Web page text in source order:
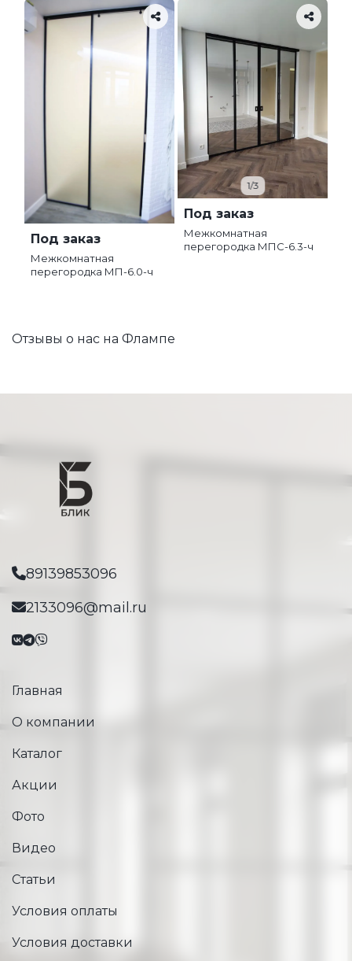
Под заказ
Межкомнатная
перегородка МП-6.0-ч
1/3
Под заказ
Межкомнатная
перегородка МПС-6.3-ч
Отзывы о нас на Флампе
89139853096
2133096@mail.ru
Главная
О компании
Каталог
Акции
Фото
Видео
Статьи
Условия оплаты
Условия доставки